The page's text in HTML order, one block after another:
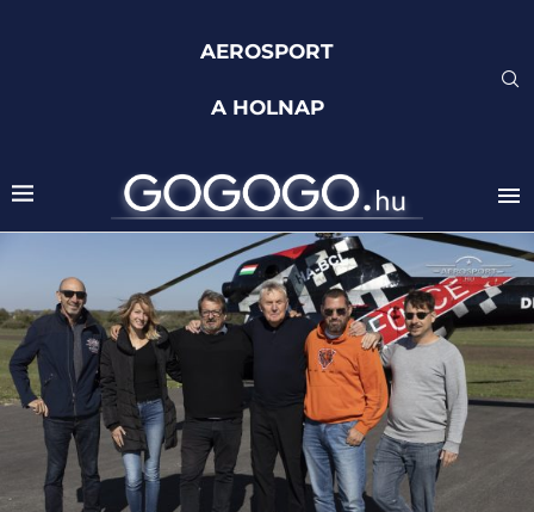
AEROSPORT
A HOLNAP